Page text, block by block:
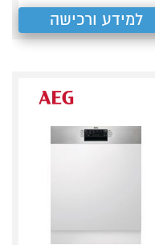
למידע ורכישה